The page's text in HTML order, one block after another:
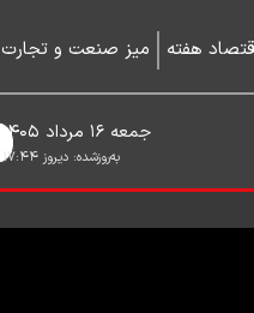
هفته میز صنعت و تجارت
به‌روزشده: دیروز ۱۷:۴۴
جمعه ۱۶ مرداد ۱۴۰۵